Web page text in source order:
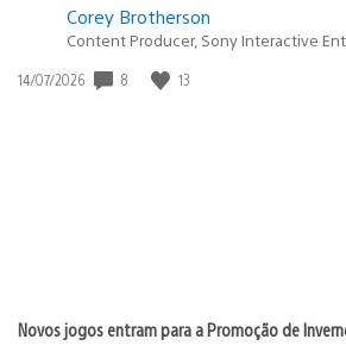
Corey Brotherson
Content Producer, Sony Interactive
Data
14/07/2026 8 13
Novos jogos entram para a Promoção de